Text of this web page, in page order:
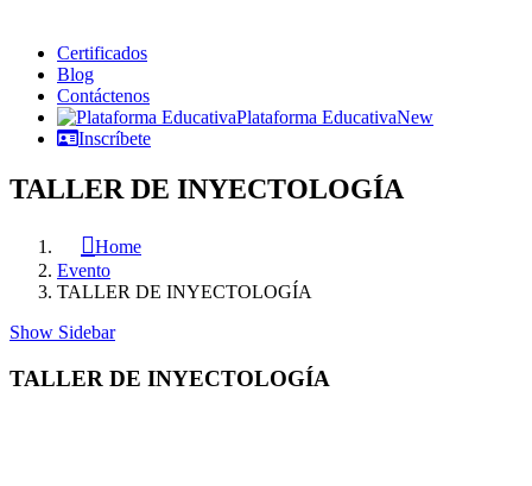
Certificados
Blog
Contáctenos
Plataforma EducativaNew
Inscríbete
TALLER DE INYECTOLOGÍA
Home
Evento
TALLER DE INYECTOLOGÍA
Show Sidebar
TALLER DE INYECTOLOGÍA